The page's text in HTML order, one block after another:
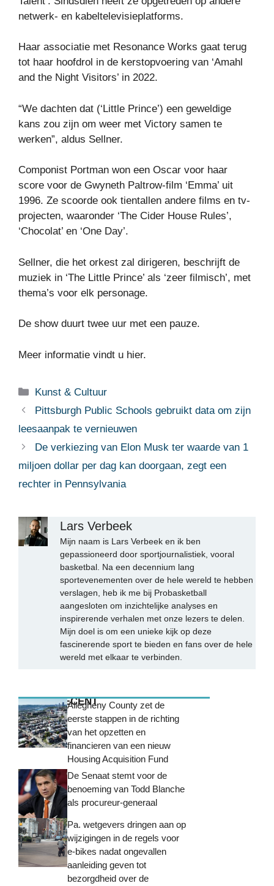
netwerk- en kabeltelevisieplatforms.
Haar associatie met Resonance Works gaat terug
tot haar hoofdrol in de kerstopvoering van ‘Amahl
and the Night Visitors’ in 2022.
“We dachten dat (‘Little Prince’) een geweldige
kans zou zijn om weer met Victory samen te
werken”, aldus Sellner.
Componist Portman won een Oscar voor haar
score voor de Gwyneth Paltrow-film ‘Emma’ uit
1996. Ze scoorde ook tientallen andere films en tv-
projecten, waaronder ‘The Cider House Rules’,
‘Chocolat’ en ‘One Day’.
Sellner, die het orkest zal dirigeren, beschrijft de
muziek in ‘The Little Prince’ als ‘zeer filmisch’, met
thema’s voor elk personage.
De show duurt twee uur met een pauze.
Meer informatie vindt u hier.
Categorieën
Kunst & Cultuur
Pittsburgh Public Schools gebruikt data om zijn
leesaanpak te vernieuwen
De verkiezing van Elon Musk ter waarde van 1
miljoen dollar per dag kan doorgaan, zegt een
rechter in Pennsylvania
Lars Verbeek
Mijn naam is Lars Verbeek en ik ben
gepassioneerd door sportjournalistiek, vooral
basketbal. Na een decennium lang
sportevenementen over de hele wereld te hebben
verslagen, heb ik me bij Probasketball
aangesloten om inzichtelijke analyses en
inspirerende verhalen met onze lezers te delen.
Mijn doel is om een unieke kijk op deze
fascinerende sport te bieden en fans over de hele
wereld met elkaar te verbinden.
MEEST RECENTAllegheny County zet de
eerste stappen in de richting
van het opzetten en
financieren van een nieuw
Housing Acquisition Fund
De Senaat stemt voor de
benoeming van Todd Blanche
als procureur-generaal
Pa. wetgevers dringen aan op
wijzigingen in de regels voor
e-bikes nadat ongevallen
aanleiding geven tot
bezorgdheid over de